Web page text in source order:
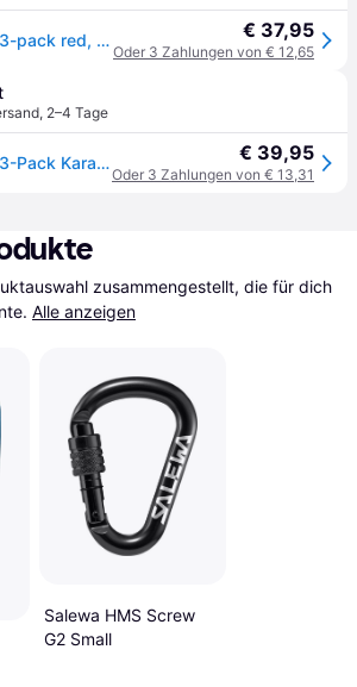
Ocun Hawk Screw 3-pack red, blue, green € 37,95
Oder 3 Zahlungen von € 12,65
, 2–4 Tage
Ocun Hawk Screw 3-Pack Karabiner - One Size € 39,95
Oder 3 Zahlungen von € 13,31
zusammengestellt, die für dich
Alle anzeigen
Salewa HMS Screw
G2 Small